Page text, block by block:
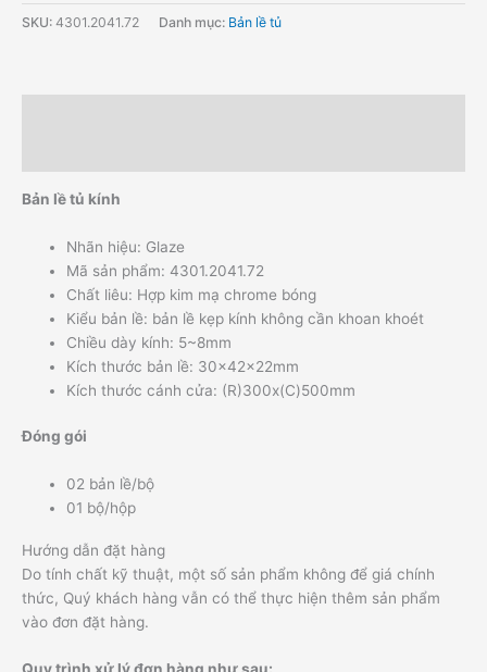
SKU: 4301.2041.72 Danh mục: Bản lề tủ
Bản lề tủ kính
Nhãn hiệu: Glaze
Mã sản phẩm: 4301.2041.72
Chất liêu: Hợp kim mạ chrome bóng
Kiểu bản lề: bản lề kẹp kính không cần khoan khoét
Chiều dày kính: 5~8mm
Kích thước bản lề: 30x42x22mm
Kích thước cánh cửa: (R)300x(C)500mm
Đóng gói
02 bản lề/bộ
01 bộ/hộp
Hướng dẫn đặt hàng
Do tính chất kỹ thuật, một số sản phẩm không để giá chính
thức, Quý khách hàng vẫn có thể thực hiện thêm sản phẩm
vào đơn đặt hàng.